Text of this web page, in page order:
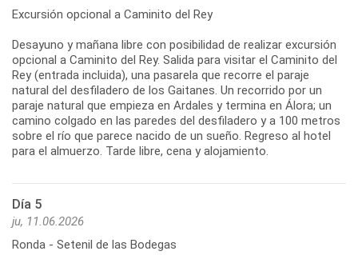
Excursión opcional a Caminito del Rey
Desayuno y mañana libre con posibilidad de realizar excursión
opcional a Caminito del Rey. Salida para visitar el Caminito del
Rey (entrada incluida), una pasarela que recorre el paraje
natural del desfiladero de los Gaitanes. Un recorrido por un
paraje natural que empieza en Ardales y termina en Álora; un
camino colgado en las paredes del desfiladero y a 100 metros
sobre el río que parece nacido de un sueño. Regreso al hotel
Día 5
ju, 11.06.2026
Ronda - Setenil de las Bodegas